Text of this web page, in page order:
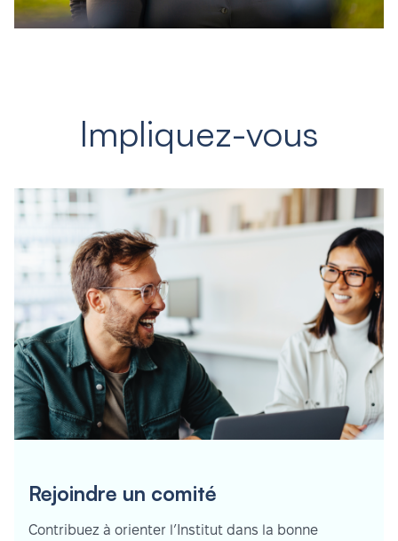
Impliquez-vous
Rejoindre un comité
Contribuez à orienter l’Institut dans la bonne